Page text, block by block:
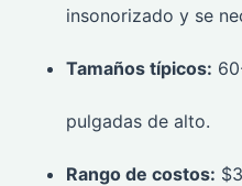
insonorizado y se
Tamaños típicos:
pulgadas de alto.
Rango de costos: